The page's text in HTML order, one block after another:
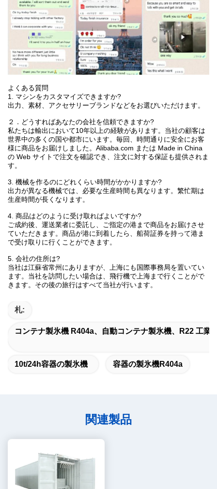
よくある質問
1. マシンをカスタマイズできますか?
出力、素材、アクセサリーブランドなどをお選びいただけます。
２．どうすればあなたの会社を信頼できますか?
私たちは輸出において10年以上の経験があります。当社の顧客は
世界中の多くの国や都市にいます。毎回、時間通りに安全にお客
様に商品をお届けしました。Alibaba.com または Made in China
の Web サイトで注文を確認でき、注文に対する保証も提供されま
す。
3. 機械を作るのにどれくらい時間がかかりますか?
出力が異なる機械では、必要な生産時間も異なります。繁忙期は
生産時間が長くなります。
4. 商品はどのように受け取ればよいですか?
ご成約後、運送業者に委託し、ご指定の港まで商品をお届けさせ
ていただきます。商品が港に到着したら、船荷証券を持って港ま
で受け取りに行くことができます。
5. 会社の住所は?
当社は江蘇省常州にありますが、上海にも国際事務局を置いてい
ます。当社を訪問したい場合は、飛行機で上海まで行くことがで
きます。その後の旅行はすべて当社が行います。
札:
コンテナ製氷機 R404a、自動コンテナ製氷機、R22 工業
10t/24h容器の製氷機 容器の製氷機R404a
関連製品